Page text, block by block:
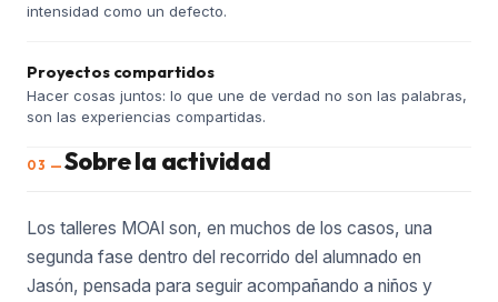
intensidad como un defecto.
Proyectos compartidos
Hacer cosas juntos: lo que une de verdad no son las palabras,
son las experiencias compartidas.
03 — Sobre la actividad
Los talleres MOAI son, en muchos de los casos, una
segunda fase dentro del recorrido del alumnado en
Jasón, pensada para seguir acompañando a niños y